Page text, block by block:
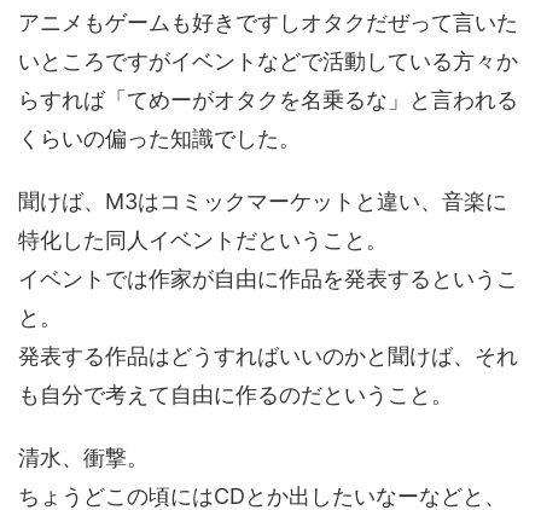
アニメもゲームも好きですしオタクだぜって言いた
いところですがイベントなどで活動している方々か
らすれば「てめーがオタクを名乗るな」と言われる
くらいの偏った知識でした。
聞けば、M3はコミックマーケットと違い、音楽に
特化した同人イベントだということ。
イベントでは作家が自由に作品を発表するというこ
と。
発表する作品はどうすればいいのかと聞けば、それ
も自分で考えて自由に作るのだということ。
清水、衝撃。
ちょうどこの頃にはCDとか出したいなーなどと、